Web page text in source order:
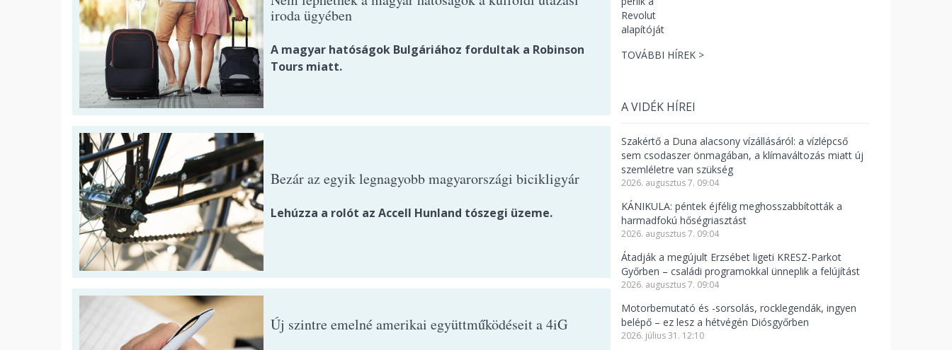
iroda ügyében
A magyar hatóságok Bulgáriához fordultak a Robinson
Tours miatt.
Bezár az egyik legnagyobb magyarországi bicikligyár
Lehúzza a rolót az Accell Hunland tószegi üzeme.
Új szintre emelné amerikai együttműködéseit a 4iG
TOVÁBBI HÍREK >
A VIDÉK HÍREI
Szakértő a Duna alacsony vízállásáról: a vízlépcső
sem csodaszer önmagában, a klímaváltozás miatt új
szemléletre van szükség
2026. augusztus 7. 09:04
KÁNIKULA: péntek éjfélig meghosszabbították a
harmadfokú hőségriasztást
2026. augusztus 7. 09:04
Átadják a megújult Erzsébet ligeti KRESZ-Parkot
Győrben – családi programokkal ünneplik a felújítást
2026. augusztus 7. 09:04
Motorbemutató és -sorsolás, rocklegendák, ingyen
belépő – ez lesz a hétvégén Diósgyőrben
2026. július 31. 12:10